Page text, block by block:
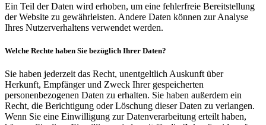
Ein Teil der Daten wird erhoben, um eine fehlerfreie Bereitstellung
der Website zu gewährleisten. Andere Daten können zur Analyse
Ihres Nutzerverhaltens verwendet werden.
Welche Rechte haben Sie bezüglich Ihrer Daten?
Sie haben jederzeit das Recht, unentgeltlich Auskunft über
Herkunft, Empfänger und Zweck Ihrer gespeicherten
personenbezogenen Daten zu erhalten. Sie haben außerdem ein
Recht, die Berichtigung oder Löschung dieser Daten zu verlangen.
Wenn Sie eine Einwilligung zur Datenverarbeitung erteilt haben,